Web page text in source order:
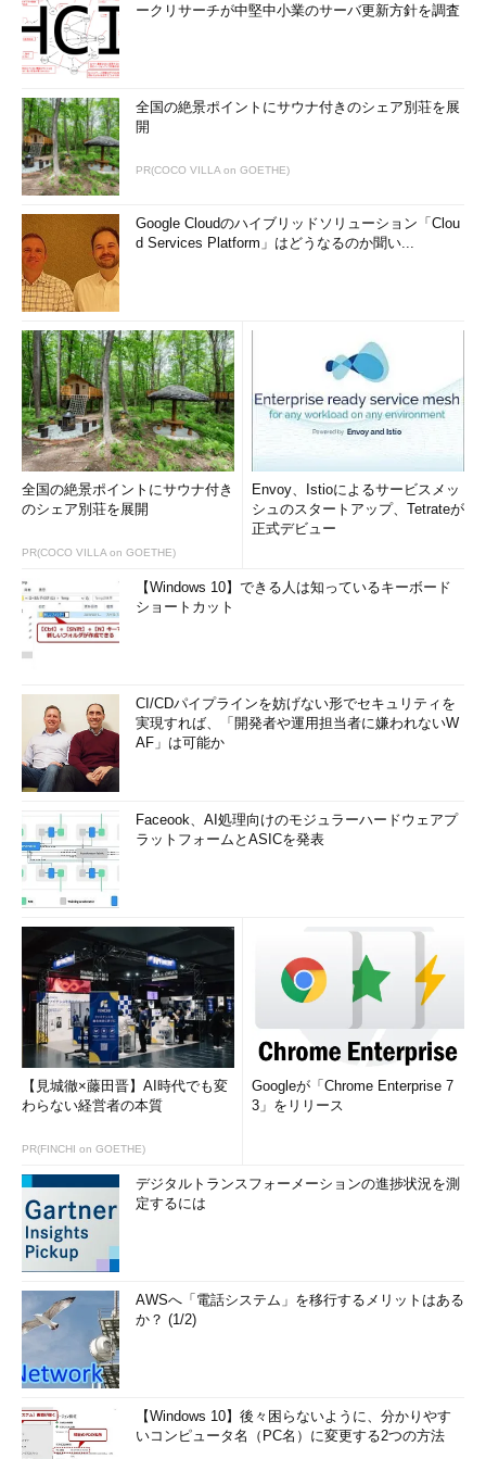
ークリサーチが中堅中小業のサーバ更新方針を調査
全国の絶景ポイントにサウナ付きのシェア別荘を展
開
PR(COCO VILLA on GOETHE)
Google Cloudのハイブリッドソリューション「Clou
d Services Platform」はどうなるのか聞い...
全国の絶景ポイントにサウナ付き
のシェア別荘を展開
PR(COCO VILLA on GOETHE)
Envoy、Istioによるサービスメッ
シュのスタートアップ、Tetrateが
正式デビュー
【Windows 10】できる人は知っているキーボード
ショートカット
CI/CDパイプラインを妨げない形でセキュリティを
実現すれば、「開発者や運用担当者に嫌われないW
AF」は可能か
Faceook、AI処理向けのモジュラーハードウェアプ
ラットフォームとASICを発表
【見城徹×藤田晋】AI時代でも変
わらない経営者の本質
PR(FINCHI on GOETHE)
Googleが「Chrome Enterprise 7
3」をリリース
デジタルトランスフォーメーションの進捗状況を測
定するには
AWSへ「電話システム」を移行するメリットはある
か？ (1/2)
【Windows 10】後々困らないように、分かりやす
いコンピュータ名（PC名）に変更する2つの方法